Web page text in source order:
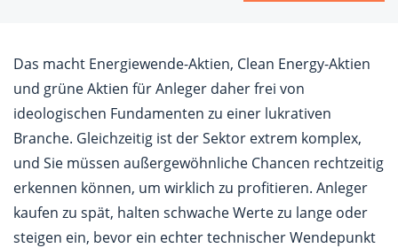
Das macht Energiewende-Aktien, Clean Energy-Aktien
und grüne Aktien für Anleger daher frei von
ideologischen Fundamenten zu einer lukrativen
Branche. Gleichzeitig ist der Sektor extrem komplex,
und Sie müssen außergewöhnliche Chancen rechtzeitig
erkennen können, um wirklich zu profitieren. Anleger
kaufen zu spät, halten schwache Werte zu lange oder
steigen ein, bevor ein echter technischer Wendepunkt